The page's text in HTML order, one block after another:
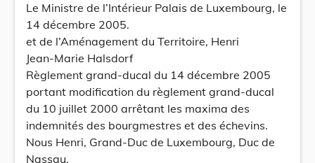
Le Ministre de l’Intérieur Palais de Luxembourg, le
14 décembre 2005.
et de l’Aménagement du Territoire, Henri
Jean-Marie Halsdorf
Règlement grand-ducal du 14 décembre 2005
portant modification du règlement grand-ducal
du 10 juillet 2000 arrêtant les maxima des
indemnités des bourgmestres et des échevins.
Nous Henri, Grand-Duc de Luxembourg, Duc de
Nassau,